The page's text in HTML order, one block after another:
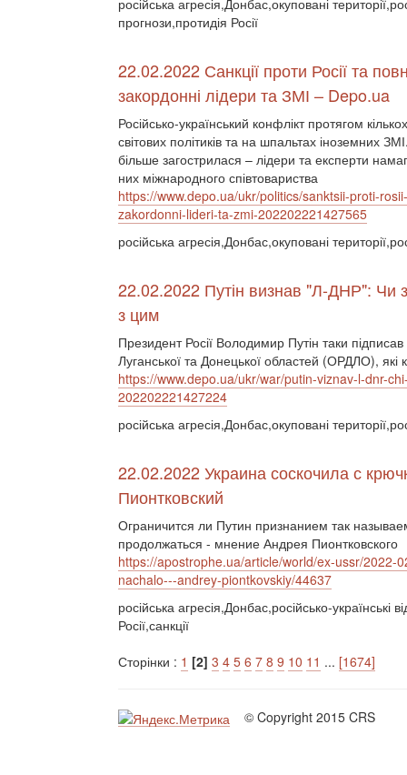
російська агресія,Донбас,окуповані
прогнози,протидія Росії
22.02.2022 Санкції проти Росії та
закордонні лідери та ЗМІ – Depo.ua
Російсько-український конфлікт протягом
світових політиків та на шпальтах іноземних
більше загострилася – лідери та експерти
них міжнародного співтовариства
https://www.depo.ua/ukr/politics/sanktsii-proti-
zakordonni-lideri-ta-zmi-202202221427565
російська агресія,Донбас,окуповані
22.02.2022 Путін визнав "Л-ДНР": Чи
з цим
Президент Росії Володимир Путін таки
Луганської та Донецької областей (ОРДЛО),
https://www.depo.ua/ukr/war/putin-viznav-l-dnr-
202202221427224
російська агресія,Донбас,окуповані
22.02.2022 Украина соскочила с
Пионтковский
Ограничится ли Путин признанием так
продолжаться - мнение Андрея Пионтковского
https://apostrophe.ua/article/world/ex-ussr/
nachalo---andrey-piontkovskiy/44637
російська агресія,Донбас,російсько-українські
Росії,санкції
Сторінки : 1 [2] 3 4 5 6 7 8 9 10 11 ... [1674]
© Copyright 2015 CRS